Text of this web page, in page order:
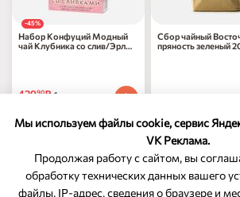
Мы используем файлы cookie, сервис
VK Реклама.
Продолжая работу с сайтом, вы
обработку технических данных вашего
файлы, IP-адрес, сведения о браузере и
-45%
Набор Конфуций Модный
чай Клубника со слив/Эрл
42990₽ 1 шт
Сбор чайный
пряность зеленый